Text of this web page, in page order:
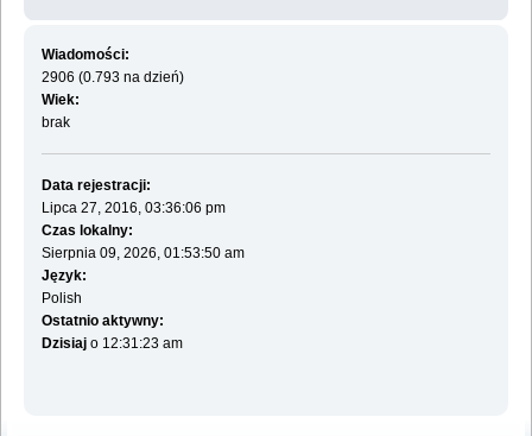
Wiadomości:
2906 (0.793 na dzień)
Wiek:
brak
Data rejestracji:
Lipca 27, 2016, 03:36:06 pm
Czas lokalny:
Sierpnia 09, 2026, 01:53:50 am
Język:
Polish
Ostatnio aktywny:
Dzisiajo 12:31:23 am